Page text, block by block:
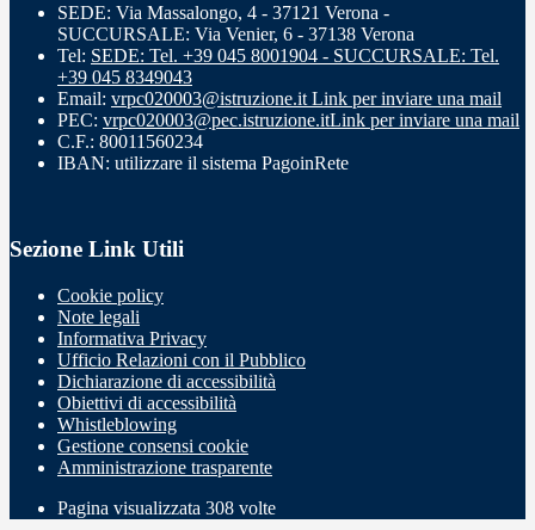
SEDE: Via Massalongo, 4 - 37121 Verona -
SUCCURSALE: Via Venier, 6 - 37138 Verona
Tel: SEDE: Tel. +39 045 8001904 - SUCCURSALE: Tel.
+39 045 8349043
Email: vrpc020003@istruzione.it Link per inviare una mail
PEC: vrpc020003@pec.istruzione.itLink per inviare una mail
C.F.: 80011560234
IBAN: utilizzare il sistema PagoinRete
Sezione Link Utili
Cookie policy
Note legali
Informativa Privacy
Ufficio Relazioni con il Pubblico
Dichiarazione di accessibilità
Obiettivi di accessibilità
Whistleblowing
Gestione consensi cookie
Amministrazione trasparente
Pagina visualizzata 308 volte